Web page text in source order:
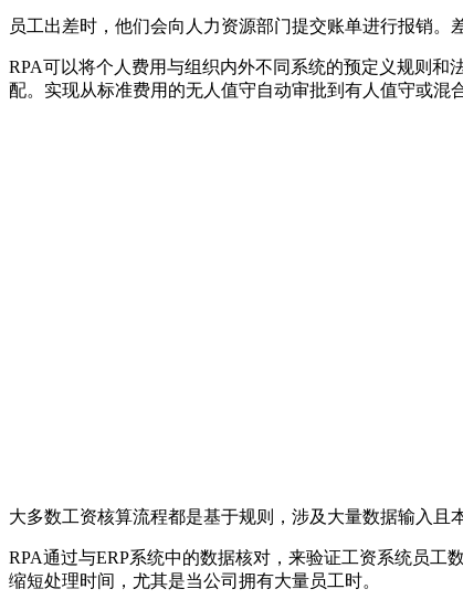
员工出差时，他们会向人力资源部门提交账单进行报销
RPA可以将个人费用与组织内外不同系统的预定义规则
配。实现从标准费用的无人值守自动审批到有人值守或混
大多数工资核算流程都是基于规则，涉及大量数据输入且
RPA通过与ERP系统中的数据核对，来验证工资系统员
缩短处理时间，尤其是当公司拥有大量员工时。